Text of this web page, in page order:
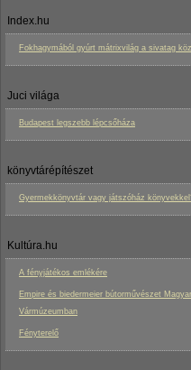
Index.hu
Fokhagymából gyúrt mátrixvilág a sivatag
Juci világa
Budapest legszebb lépcsőháza
könyvtárépítészet
Gyermekkönyvtár vagy játszóház
Kultúra.hu
A fényjátékos emlékére
Empire és biedermeier bútorművészet
Vármúzeumban
Fényterelő